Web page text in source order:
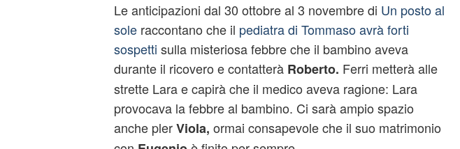
Le anticipazioni dal 30 ottobre al 3 novembre di Un posto al
soleraccontano che il pediatra di Tommaso avrà forti
sospetti sulla misteriosa febbre che il bambino aveva
durante il ricovero e contatterà Roberto. Ferri metterà alle
strette Lara e capirà che il medico aveva ragione: Lara
provocava la febbre al bambino. Ci sarà ampio spazio
anche plerViola, ormai consapevole che il suo matrimonio